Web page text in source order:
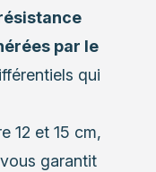
par le
qui
12 et 15 cm,
garantit